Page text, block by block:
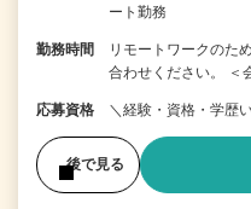
ート勤務
勤務時間
リモートワークのた
合わせください。 ＜
応募資格 ＼経験・資格・学歴
後で見る